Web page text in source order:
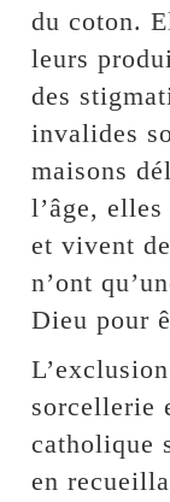
du coton.
leurs
des
invalides
maisons
l’âge,
et vivent
n’ont
Dieu pour
sorcellerie
catholique
en